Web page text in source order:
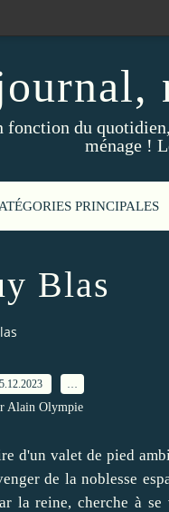
fonction du
ménage !
PRINCIPALES
Blas
Alain Olympie
d'un valet de pied
de la noblesse
la reine, cherche à